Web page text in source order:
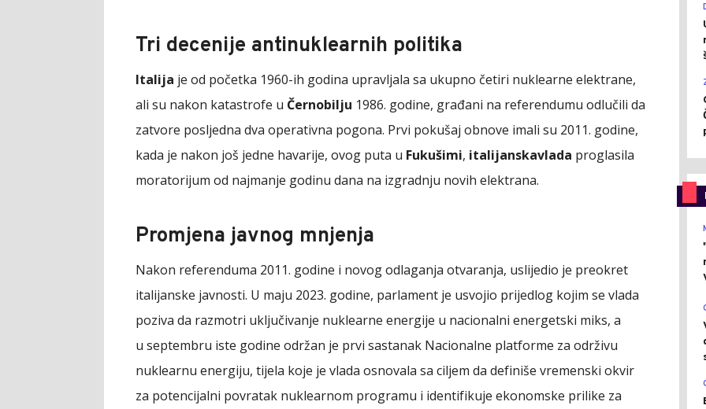
Tri decenije antinuklearnih politika
Italija je od početka 1960-ih godina upravljala sa ukupno četiri nuklearne elektrane,
ali su nakon katastrofe u Černobilju 1986. godine, građani na referendumu odlučili da
zatvore posljedna dva operativna pogona. Prvi pokušaj obnove imali su 2011. godine,
kada je nakon još jedne havarije, ovog puta u Fukušimi, italijanskavlada proglasila
moratorijum od najmanje godinu dana na izgradnju novih elektrana.
Promjena javnog mnjenja
Nakon referenduma 2011. godine i novog odlaganja otvaranja, uslijedio je preokret
italijanske javnosti. U maju 2023. godine, parlament je usvojio prijedlog kojim se vlada
poziva da razmotri uključivanje nuklearne energije u nacionalni energetski miks, a
u septembru iste godine održan je prvi sastanak Nacionalne platforme za održivu
nuklearnu energiju, tijela koje je vlada osnovala sa ciljem da definiše vremenski okvir
za potencijalni povratak nuklearnom programu i identifikuje ekonomske prilike za